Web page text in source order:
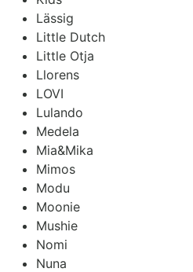
Lässig
Little Dutch
Little Otja
Llorens
LOVI
Lulando
Medela
Mia&Mika
Mimos
Modu
Moonie
Mushie
Nomi
Nuna